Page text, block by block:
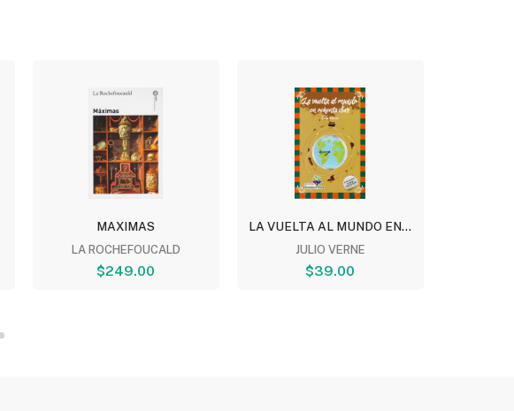
MAXIMAS
LA ROCHEFOUCALD
$249.00
LA VUELTA AL MUNDO EN...
JULIO VERNE
$39.00